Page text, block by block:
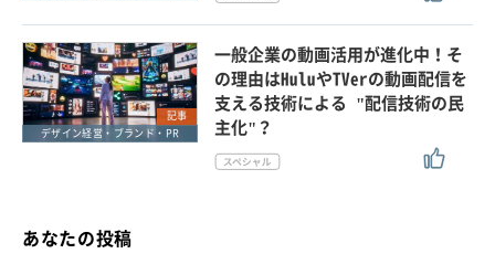
記事
デザイン経営・ブランド・PR
一般企業の動画活用が進化中！そ
の理由はHuluやTVerの動画配信を
支える技術による "配信技術の民
主化"？
あなたの投稿